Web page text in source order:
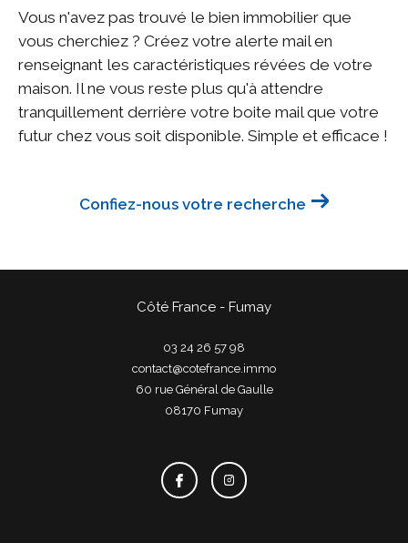
Vous n'avez pas trouvé le bien immobilier que
vous cherchiez ? Créez votre alerte mail en
renseignant les caractéristiques révées de votre
maison. Il ne vous reste plus qu'à attendre
tranquillement derrière votre boite mail que votre
futur chez vous soit disponible. Simple et efficace !
Confiez-nous votre recherche
Côté France - Fumay
03 24 26 57 98
contact@cotefrance.immo
60 rue Général de Gaulle
08170
fumay